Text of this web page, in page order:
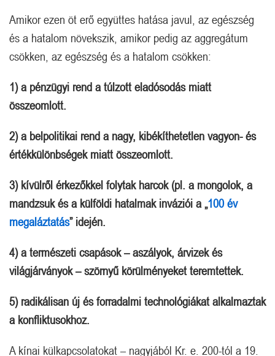
Amikor ezen öt erő együttes hatása javul, az egészség
és a hatalom növekszik, amikor pedig az aggregátum
csökken, az egészség és a hatalom csökken:
1) a pénzügyi rend a túlzott eladósodás miatt
összeomlott.
2) a belpolitikai rend a nagy, kibékíthetetlen vagyon- és
értékkülönbségek miatt összeomlott.
3) kívülről érkezőkkel folytak harcok (pl. a mongolok, a
mandzsuk és a külföldi hatalmak inváziói a „100 év
megaláztatás” idején.
4) a természeti csapások – aszályok, árvizek és
világjárványok – szörnyű körülményeket teremtettek.
5) radikálisan új és forradalmi technológiákat alkalmaztak
a konfliktusokhoz.
A kínai külkapcsolatokat – nagyjából Kr. e. 200-tól a 19.